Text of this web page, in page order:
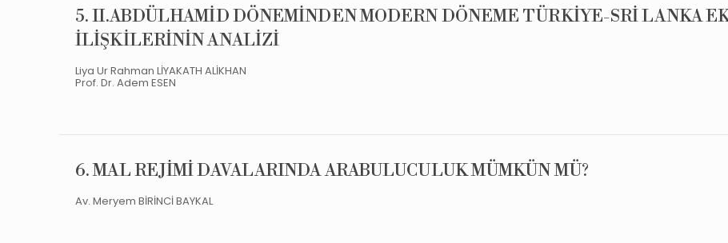
5. II.ABDÜLHAMİD DÖNEMİNDEN MODERN DÖNEME TÜRKİYE-SRİ LANKA
İLİŞKİLERİNİN ANALİZİ
Liya Ur Rahman LİYAKATH ALİKHAN
Prof. Dr. Adem ESEN
6. MAL REJİMİ DAVALARINDA ARABULUCULUK MÜMKÜN MÜ?
Av. Meryem BİRİNCİ BAYKAL